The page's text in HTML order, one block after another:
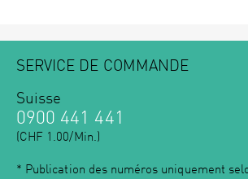
SERVICE DE COMMANDE
Suisse
0900 441 441
(CHF 1.00/Min.)
* Publication des numéros uniquement